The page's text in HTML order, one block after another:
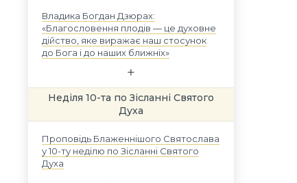
Владика Богдан Дзюрах:
«Благословення плодів — це духовне
дійство, яке виражає наш стосунок
до Бога і до наших ближніх»
Неділя 10-та по Зісланні Святого
Духа
Проповідь Блаженнішого Святослава
у 10-ту неділю по Зісланні Святого
Духа